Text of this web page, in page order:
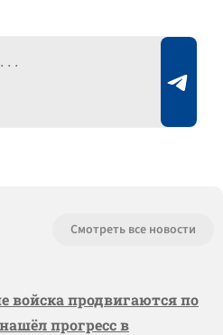
Смотреть все новости
войска продвигаются по
прогресс в